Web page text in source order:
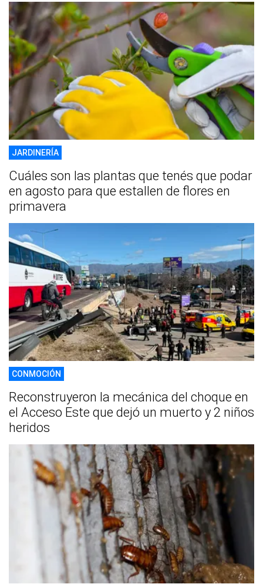
JARDINERÍA
Cuáles son las plantas que tenés que podar
en agosto para que estallen de flores en
primavera
CONMOCIÓN
Reconstruyeron la mecánica del choque en
el Acceso Este que dejó un muerto y 2 niños
heridos